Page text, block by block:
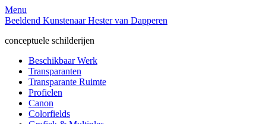
Skip
to
Menu
Beeldend Kunstenaar Hester van Dapperen
conceptuele schilderijen
Beschikbaar Werk
Transparanten
Transparante Ruimte
Profielen
Canon
Colorfields